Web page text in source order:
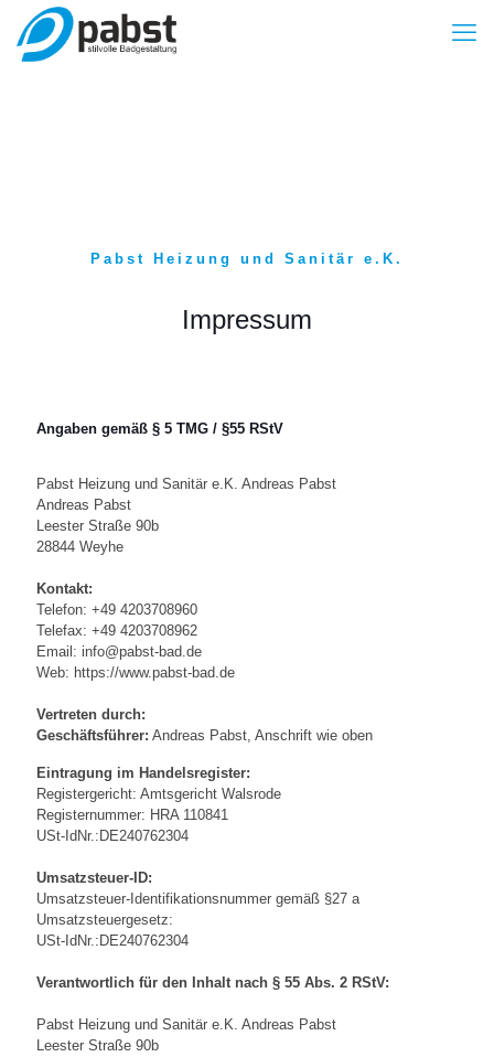
Pabst Heizung und Sanitär e.K.
Impressum
Angaben gemäß § 5 TMG / §55 RStV
Pabst Heizung und Sanitär e.K. Andreas Pabst
Andreas Pabst
Leester Straße 90b
28844 Weyhe
Kontakt:
Telefon: +49 4203708960
Telefax: +49 4203708962
Email: info@pabst-bad.de
Web: https://www.pabst-bad.de
Vertreten durch:
Geschäftsführer: Andreas Pabst, Anschrift wie oben
Eintragung im Handelsregister:
Registergericht: Amtsgericht Walsrode
Registernummer: HRA 110841
USt-IdNr.:DE240762304
Umsatzsteuer-ID:
Umsatzsteuer-Identifikationsnummer gemäß §27 a
Umsatzsteuergesetz:
USt-IdNr.:DE240762304
Verantwortlich für den Inhalt nach § 55 Abs. 2 RStV:
Pabst Heizung und Sanitär e.K. Andreas Pabst
Leester Straße 90b